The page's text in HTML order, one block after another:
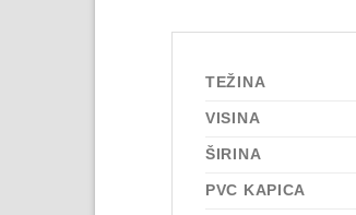
TEŽINA
VISINA
ŠIRINA
PVC KAPICA